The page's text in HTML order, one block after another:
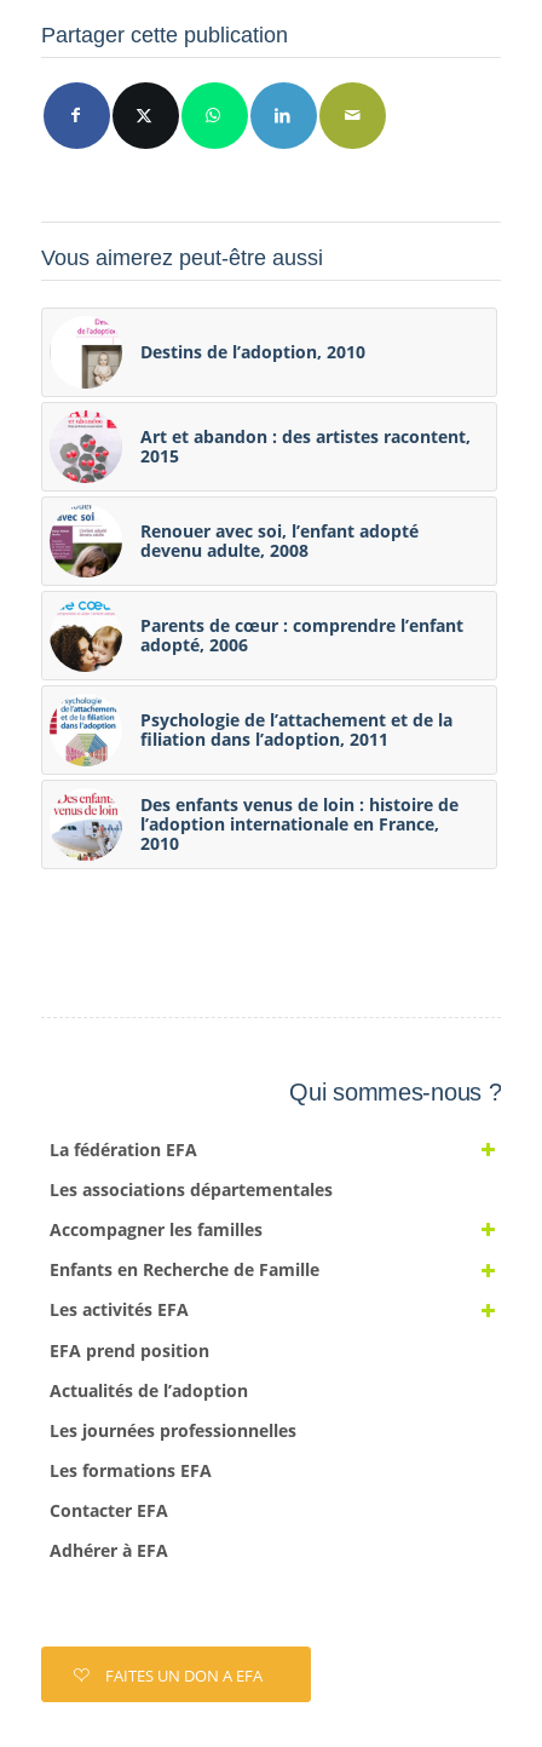
Partager cette publication
Vous aimerez peut-être aussi
Destins de l’adoption, 2010
Art et abandon : des artistes racontent,
2015
Renouer avec soi, l’enfant adopté
devenu adulte, 2008
Parents de cœur : comprendre l’enfant
adopté, 2006
Psychologie de l’attachement et de la
filiation dans l’adoption, 2011
Des enfants venus de loin : histoire de
l’adoption internationale en France,
2010
Qui sommes-nous ?
La fédération EFA
Les associations départementales
Accompagner les familles
Enfants en Recherche de Famille
Les activités EFA
EFA prend position
Actualités de l’adoption
Les journées professionnelles
Les formations EFA
Contacter EFA
Adhérer à EFA
FAITES UN DON A EFA